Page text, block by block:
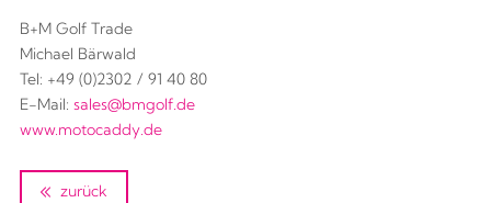
B+M Golf Trade
Michael Bärwald
Tel: +49 (0)2302 / 91 40 80
E-Mail: sales@bmgolf.de
www.motocaddy.de
zurück